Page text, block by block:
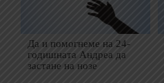
Да и помогнеме на 24-
годишната Андреа да
застане на нозе